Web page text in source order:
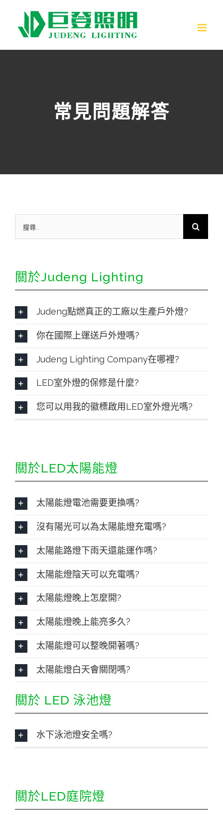
常見問題解答
尋:
關於Judeng Lighting
Judeng點燃真正的工廠以生產戶外燈?
你在國際上運送戶外燈嗎?
Judeng Lighting Company在哪裡?
LED室外燈的保修是什麼?
您可以用我的徽標啟用LED室外燈光嗎?
關於LED太陽能燈
太陽能燈電池需要更換嗎?
沒有陽光可以為太陽能燈充電嗎?
太陽能路燈下雨天還能運作嗎?
太陽能燈陰天可以充電嗎?
太陽能燈晚上怎麼開?
太陽能燈晚上能亮多久?
太陽能燈可以整晚開著嗎?
太陽能燈白天會關閉嗎?
關於 LED 泳池燈
水下泳池燈安全嗎?
關於LED庭院燈